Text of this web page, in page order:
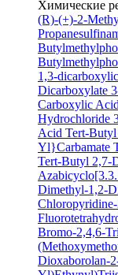
Химические
(R)-(+)-2-
1,3-
Dicarboxylate
Carboxylic Acid
Hydrochloride
Acid Tert-
Yl}Carbamate
Tert-Butyl 2,7-
Dimethyl-1,2-
Bromo-2,4,6-
Dioxaborolan-